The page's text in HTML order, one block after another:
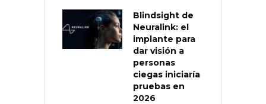
Blindsight de
Neuralink: el
implante para
dar visión a
personas
ciegas iniciaría
pruebas en
2026